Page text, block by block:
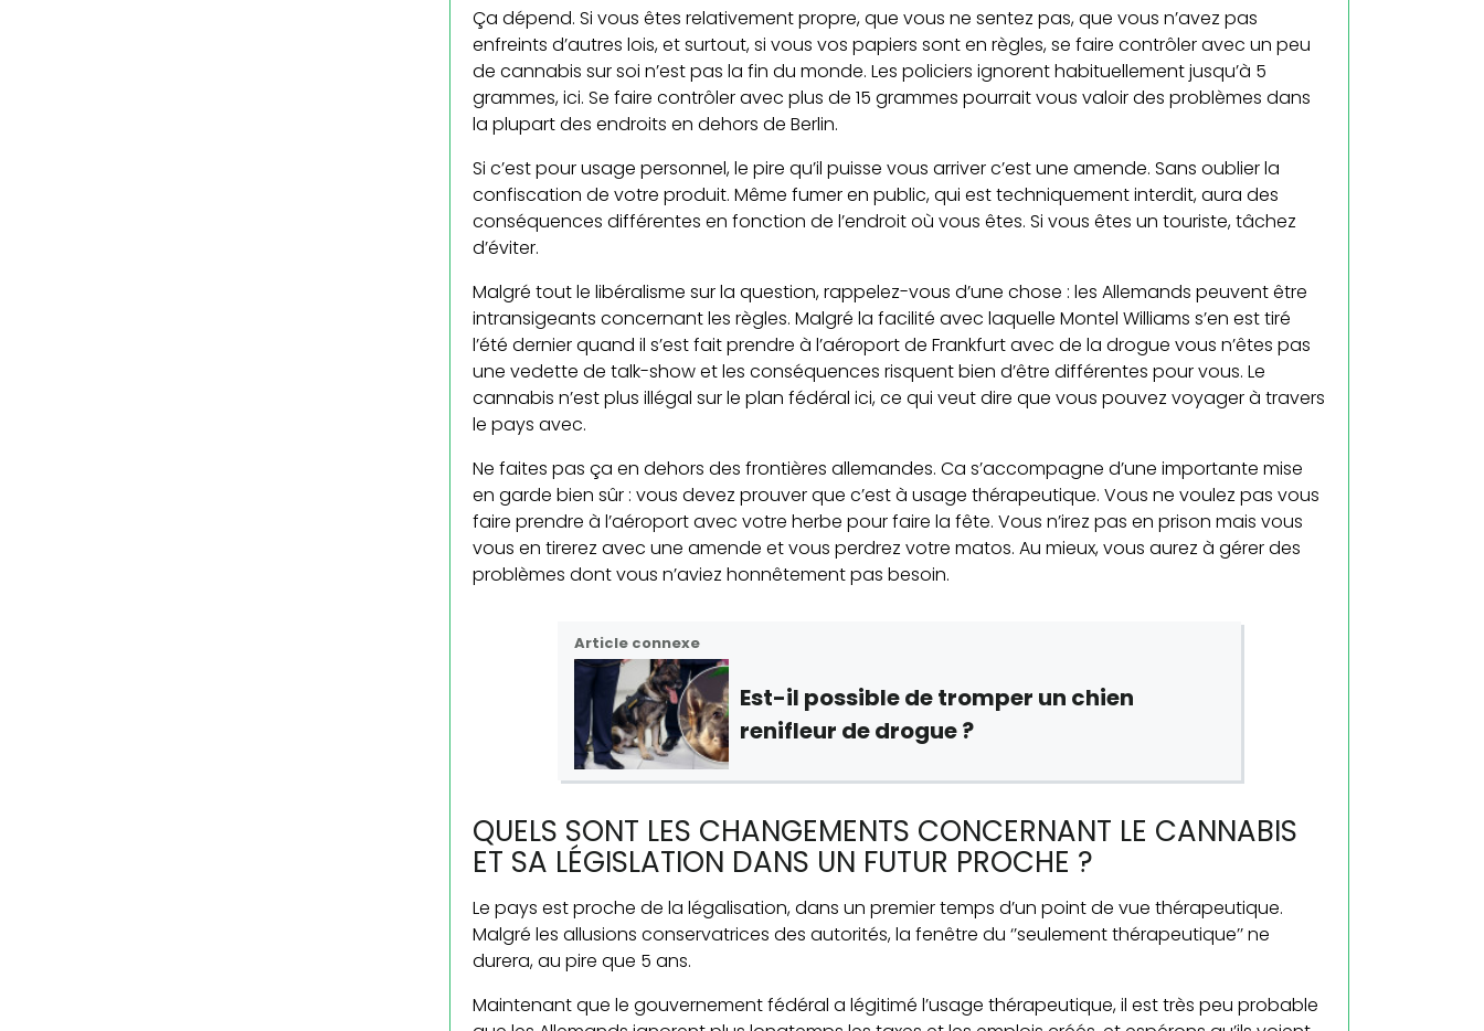
Ça dépend. Si vous êtes relativement propre, que vous ne sentez pas, que vous n’avez pas
enfreints d’autres lois, et surtout, si vous vos papiers sont en règles, se faire contrôler avec un peu
de cannabis sur soi n’est pas la fin du monde. Les policiers ignorent habituellement jusqu’à 5
grammes, ici. Se faire contrôler avec plus de 15 grammes pourrait vous valoir des problèmes dans
la plupart des endroits en dehors de Berlin.
Si c’est pour usage personnel, le pire qu’il puisse vous arriver c’est une amende. Sans oublier la
confiscation de votre produit. Même fumer en public, qui est techniquement interdit, aura des
conséquences différentes en fonction de l’endroit où vous êtes. Si vous êtes un touriste, tâchez
d’éviter.
Malgré tout le libéralisme sur la question, rappelez-vous d’une chose : les Allemands peuvent être
intransigeants concernant les règles. Malgré la facilité avec laquelle Montel Williams s’en est tiré
l’été dernier quand il s’est fait prendre à l’aéroport de Frankfurt avec de la drogue vous n’êtes pas
une vedette de talk-show et les conséquences risquent bien d’être différentes pour vous. Le
cannabis n’est plus illégal sur le plan fédéral ici, ce qui veut dire que vous pouvez voyager à travers
le pays avec.
Ne faites pas ça en dehors des frontières allemandes. Ca s’accompagne d’une importante mise
en garde bien sûr : vous devez prouver que c’est à usage thérapeutique. Vous ne voulez pas vous
faire prendre à l’aéroport avec votre herbe pour faire la fête. Vous n’irez pas en prison mais vous
vous en tirerez avec une amende et vous perdrez votre matos. Au mieux, vous aurez à gérer des
problèmes dont vous n’aviez honnêtement pas besoin.
Article connexe
Est-il possible de tromper un chien
renifleur de drogue ?
QUELS SONT LES CHANGEMENTS CONCERNANT LE CANNABIS
ET SA LÉGISLATION DANS UN FUTUR PROCHE ?
Le pays est proche de la légalisation, dans un premier temps d’un point de vue thérapeutique.
Malgré les allusions conservatrices des autorités, la fenêtre du ‘’seulement thérapeutique’’ ne
durera, au pire que 5 ans.
Maintenant que le gouvernement fédéral a légitimé l’usage thérapeutique, il est très peu probable